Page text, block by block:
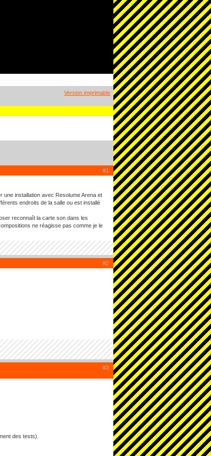
Version imprimable
#1
une installation avec Resolume Arena et
endroits de la salle ou est installé
reconnaît la carte son dans les
ne réagisse pas comme je le
#2
#3
des tests).